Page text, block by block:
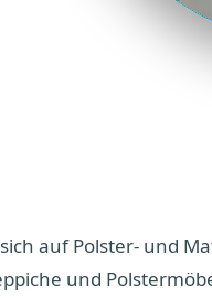
auf Polster- und
und